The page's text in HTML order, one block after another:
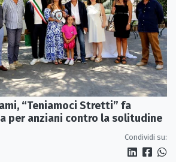
“Teniamoci Stretti” fa
per anziani contro la solitudine
Condividi su: